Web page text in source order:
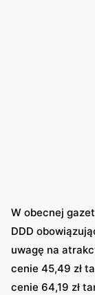
W obecnej
DDD
uwagę na
cenie 45,49 zł
cenie 64,19 zł